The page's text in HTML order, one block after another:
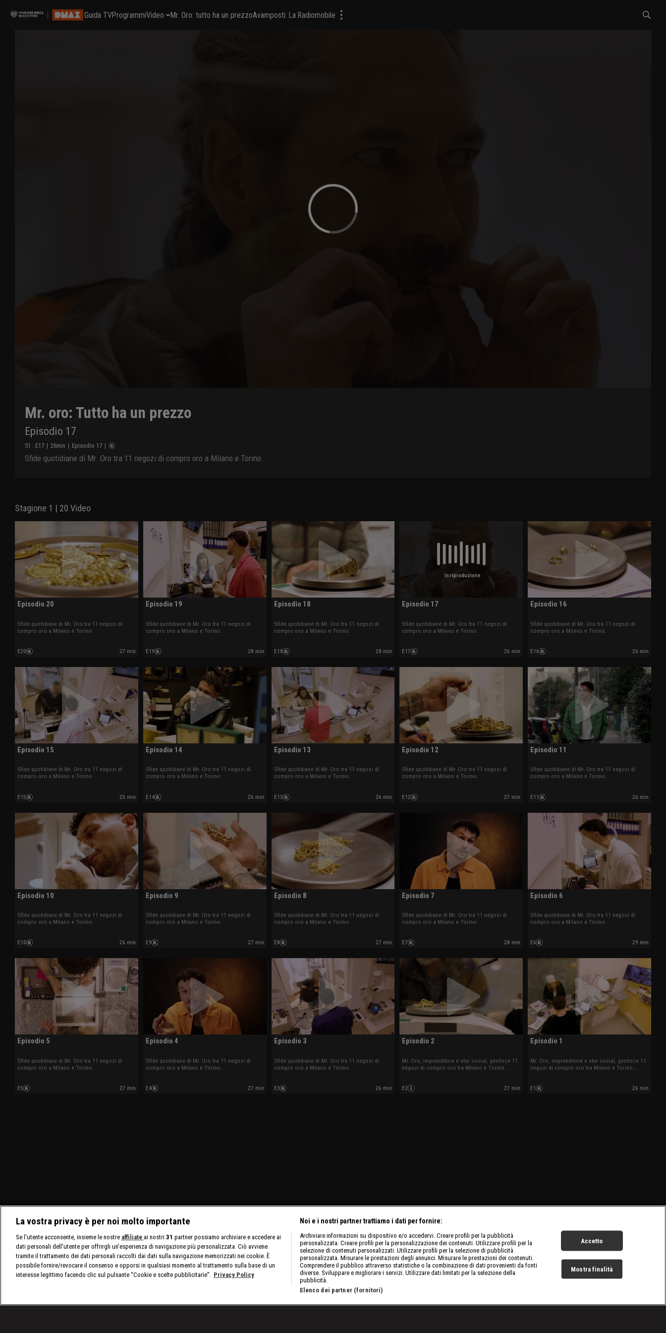
Guida TVProgrammiVideo Mr. Oro: tutto ha un prezzoAvamposti: La Radiomobile
Mr. oro: Tutto ha un prezzo
Episodio 17
S1 : E17 | 26min | Episodio 17 |
Sfide quotidiane di Mr. Oro tra 11 negozi di compro oro a Milano e Torino.
Stagione 1 | 20 Video
Episodio 20
Sfide quotidiane di Mr. Oro tra 11 negozi di
compro oro a Milano e Torino.
E20 27 min
Episodio 19
Sfide quotidiane di Mr. Oro tra 11 negozi di
compro oro a Milano e Torino.
E19 28 min
Episodio 18
Sfide quotidiane di Mr. Oro tra 11 negozi di
compro oro a Milano e Torino.
E18 28 min
In riproduzione
Episodio 17
Sfide quotidiane di Mr. Oro tra 11 negozi di
compro oro a Milano e Torino.
E17 26 min
Episodio 16
Sfide quotidiane di Mr. Oro tra 11 negozi di
compro oro a Milano e Torino.
E16 26 min
Episodio 15
Sfide quotidiane di Mr. Oro tra 11 negozi di
compro oro a Milano e Torino.
E15 25 min
Episodio 14
Sfide quotidiane di Mr. Oro tra 11 negozi di
compro oro a Milano e Torino.
E14 26 min
Episodio 13
Sfide quotidiane di Mr. Oro tra 11 negozi di
compro oro a Milano e Torino.
E13 26 min
Episodio 12
Sfide quotidiane di Mr. Oro tra 11 negozi di
compro oro a Milano e Torino.
E12 27 min
Episodio 11
Sfide quotidiane di Mr. Oro tra 11 negozi di
compro oro a Milano e Torino.
E11 26 min
Episodio 10
Sfide quotidiane di Mr. Oro tra 11 negozi di
compro oro a Milano e Torino.
E10 26 min
Episodio 9
Sfide quotidiane di Mr. Oro tra 11 negozi di
compro oro a Milano e Torino.
E9 27 min
Episodio 8
Sfide quotidiane di Mr. Oro tra 11 negozi di
compro oro a Milano e Torino.
E8 27 min
Episodio 7
Sfide quotidiane di Mr. Oro tra 11 negozi di
compro oro a Milano e Torino.
E7 28 min
Episodio 6
Sfide quotidiane di Mr. Oro tra 11 negozi di
compro oro a Milano e Torino.
E6 29 min
Episodio 5
Sfide quotidiane di Mr. Oro tra 11 negozi di
compro oro a Milano e Torino.
E5 27 min
Episodio 4
Sfide quotidiane di Mr. Oro tra 11 negozi di
compro oro a Milano e Torino.
E4 27 min
Episodio 3
Sfide quotidiane di Mr. Oro tra 11 negozi di
compro oro a Milano e Torino.
E3 26 min
Episodio 2
Mr. Oro, imprenditore e star social, gestisce 11
negozi di compro oro tra Milano e Torino.
E2
27 min
Episodio 1
Mr. Oro, imprenditore e star social, gestisce 11
negozi di compro oro tra Milano e Torino.
E1
26 min
La vostra privacy è per noi molto importante
Se l'utente acconsente, insieme le nostre affiliate ai nostri 31 partner possiamo archiviare e accedere ai
dati personali dell'utente per offrirgli un'esperienza di navigazione più personalizzata. Ciò avviene
tramite il trattamento dei dati personali raccolti dai dati sulla navigazione memorizzati nei cookie. È
possibile fornire/revocare il consenso e opporsi in qualsiasi momento al trattamento sulla base di un
interesse legittimo facendo clic sul pulsante “Cookie e scelte pubblicitarie”. Privacy Policy
Noi e i nostri partner trattiamo i dati per fornire:
Archiviare informazioni su dispositivo e/o accedervi. Creare profili per la pubblicità
personalizzata. Creare profili per la personalizzazione dei contenuti. Utilizzare profili per la
selezione di contenuti personalizzati. Utilizzare profili per la selezione di pubblicità
personalizzata. Misurare le prestazioni degli annunci. Misurare le prestazioni dei contenuti.
Comprendere il pubblico attraverso statistiche o la combinazione di dati provenienti da fonti
diverse. Sviluppare e migliorare i servizi. Utilizzare dati limitati per la selezione della
pubblicità.
Elenco dei partner (fornitori)
Accetto
Mostra finalità